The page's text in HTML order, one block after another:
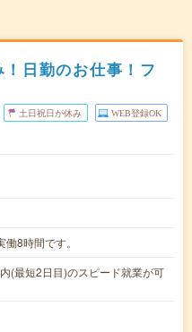
日勤のお仕事！フ
土日祝日が休み WEB登録OK
8時間です。
(最短2日目)のスピード就業が可